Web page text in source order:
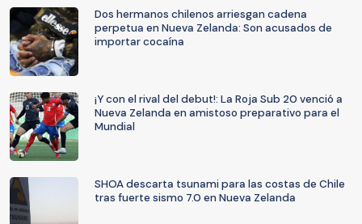
Dos hermanos chilenos arriesgan cadena
perpetua en Nueva Zelanda: Son acusados de
importar cocaína
¡Y con el rival del debut!: La Roja Sub 20 venció a
Nueva Zelanda en amistoso preparativo para el
Mundial
SHOA descarta tsunami para las costas de Chile
tras fuerte sismo 7.0 en Nueva Zelanda